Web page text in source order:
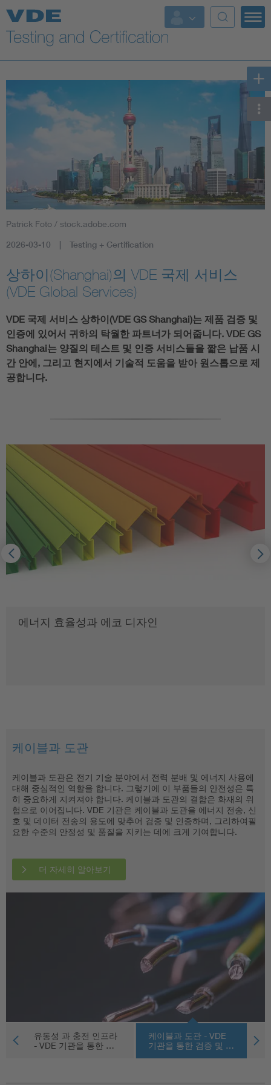
Key Topics
Patrick Foto / stock.adobe.com
2026-03-10 Testing + Certification
상하이(Shanghai)의 VDE 국제 서비스
(VDE Global Services)
VDE 국제 서비스 상하이(VDE GS Shanghai)는 제품 검증 및
인증에 있어서 귀하의 탁월한 파트너가 되어줍니다. VDE GS
Shanghai는 양질의 테스트 및 인증 서비스들을 짧은 납품 시
간 안에, 그리고 현지에서 기술적 도움을 받아 원스톱으로 제
공합니다.
에너지 효율성과 에코 디자인
케이블과 도관
케이블과 도관은 전기 기술 분야에서 전력 분배 및 에너지 사용에
대해 중심적인 역할을 합니다. 그렇기에 이 부품들의 안전성은 특
히 중요하게 지켜져야 합니다. 케이블과 도관의 결함은 화재의 위
험으로 이어집니다. VDE 기관은 케이블과 도관을 에너지 전송, 신
호 및 데이터 전송의 용도에 맞추어 검증 및 인증하며, 그리하여필
요한 수준의 안정성 및 품질을 지키는 데에 크게 기여합니다.
더 자세히 알아보기
부품 및 설치 기술
안전성은 가장 작은 부속 수준에서 출발하여, 모든 집, 상업 및 산
업 분야의 조립물, 기기 및 시스템을 구성하는 전기 및 전자 부품들
의 수준에서도 보증되어야 합니다. 안전성은 세부 사항들의 검증
에 달려있기에, 당사는 정밀성과 테스트의 품질에 최고 순위를 두
고 있습니다.
더 자세히 알아보기
가정용 기기들
가정에서는 기기들의 에너지 소비량이 낮아야 하고, 조작이 쉽고
단순해야 하고 또한 품질과 안전성이 보장되어야 한다는 점이 결
정적으로 중요합니다. 이는 책임 사유라는 면에서만 중요한 게 아
니라, 기업 이미지 및 경쟁력이라는 측면에서도 변수가 됩니다. 냉
장고부터 전동 칫솔과 전자 레인지까지 - VDE 기관은 가정용 기기
들에 대해 광범한 스펙트럼의 테스트 및 인증 서비스를 제공하며,
더 자세히 알아보기
유동성 과 충전 인프라
자동차와 충전 인프라에 포함된 전자 제품은 오류 없이, 신뢰할 수
있게 기능해야 하며 나아가 물론 절대적으로 안전해야 합니다. 배
터리 관리 및 제어 관리, 또 플러그 커넥터, 스위치와 도관들은 차
량 내의 안전을 사고 전은 물론 후에도 보장할 수 있어야 합니다.
유동성 과 충전 인프라
- VDE 기관을 통한 …
케이블과 도관 - VDE
기관을 통한 검증 및 …